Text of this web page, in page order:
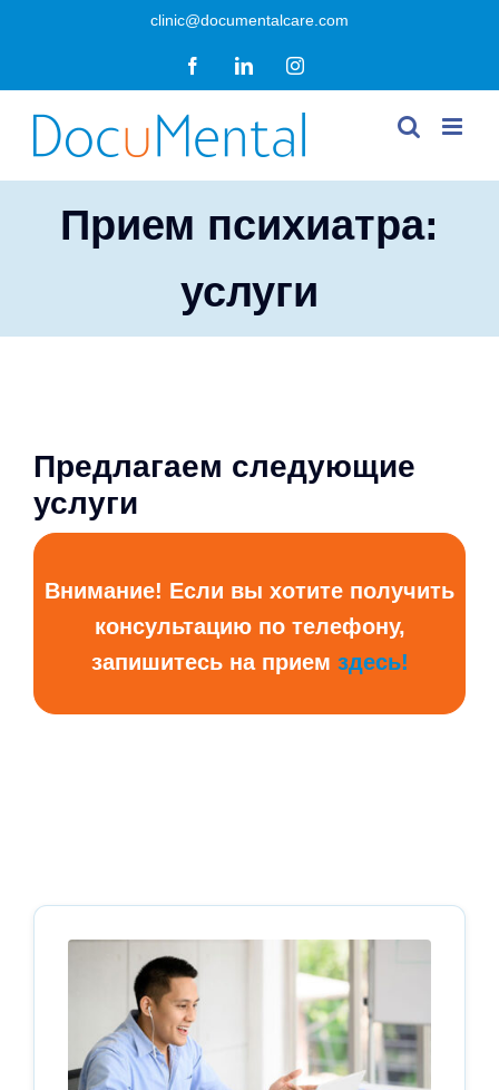
clinic@documentalcare.com
FacebookLinkedInInstagram
Прием психиатра:
услуги
Предлагаем следующие
услуги
Внимание! Если вы хотите получить
консультацию по телефону,
запишитесь на прием здесь!